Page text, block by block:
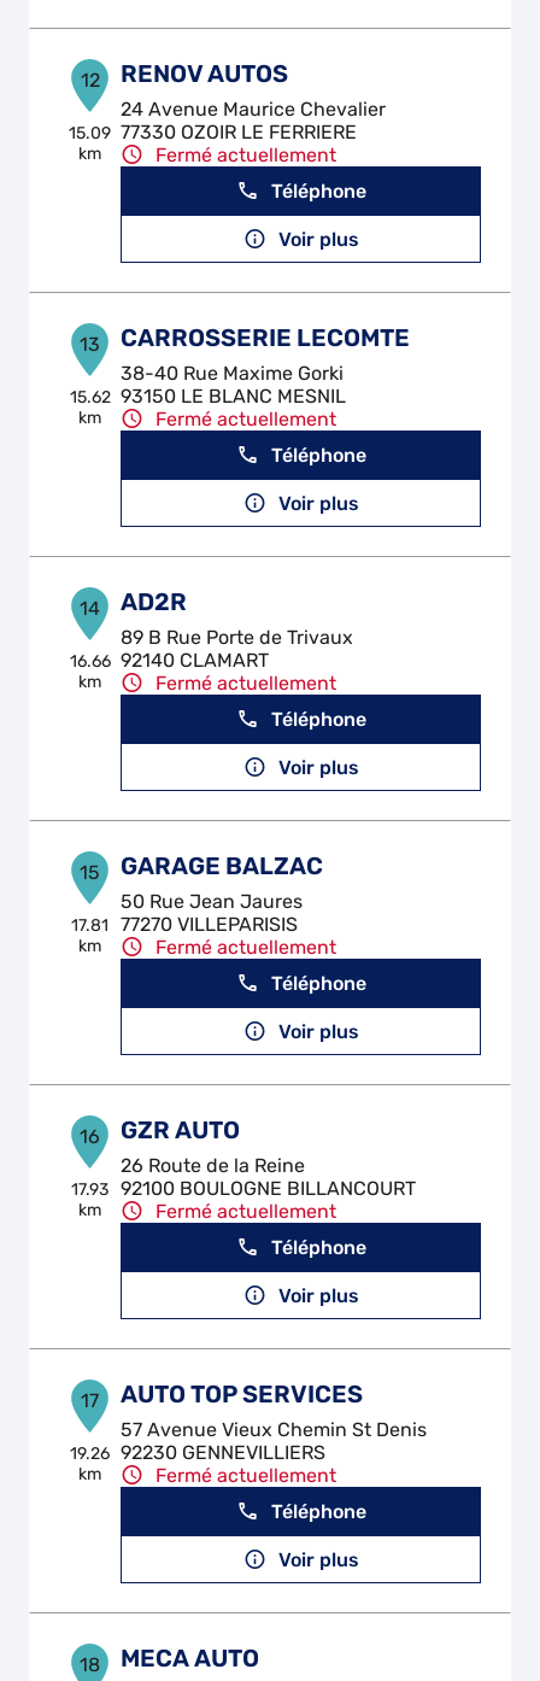
12
15.09
km
RENOV AUTOS
24 Avenue Maurice Chevalier
77330 OZOIR LE FERRIERE
Fermé actuellement
Téléphone
Voir plus
13
15.62
km
CARROSSERIE LECOMTE
38-40 Rue Maxime Gorki
93150 LE BLANC MESNIL
Fermé actuellement
Téléphone
Voir plus
14
16.66
km
AD2R
89 B Rue Porte de Trivaux
92140 CLAMART
Fermé actuellement
Téléphone
Voir plus
15
17.81
km
GARAGE BALZAC
50 Rue Jean Jaures
77270 VILLEPARISIS
Fermé actuellement
Téléphone
Voir plus
16
17.93
km
GZR AUTO
26 Route de la Reine
92100 BOULOGNE BILLANCOURT
Fermé actuellement
Téléphone
Voir plus
17
19.26
km
AUTO TOP SERVICES
57 Avenue Vieux Chemin St Denis
92230 GENNEVILLIERS
Fermé actuellement
Téléphone
Voir plus
18 MECA AUTO